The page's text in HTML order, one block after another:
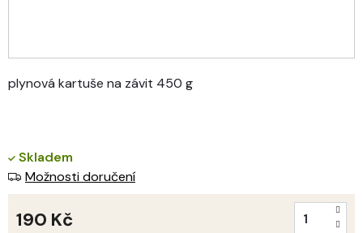
plynová kartuše na závit 450 g
Skladem
Možnosti doručení
190 Kč